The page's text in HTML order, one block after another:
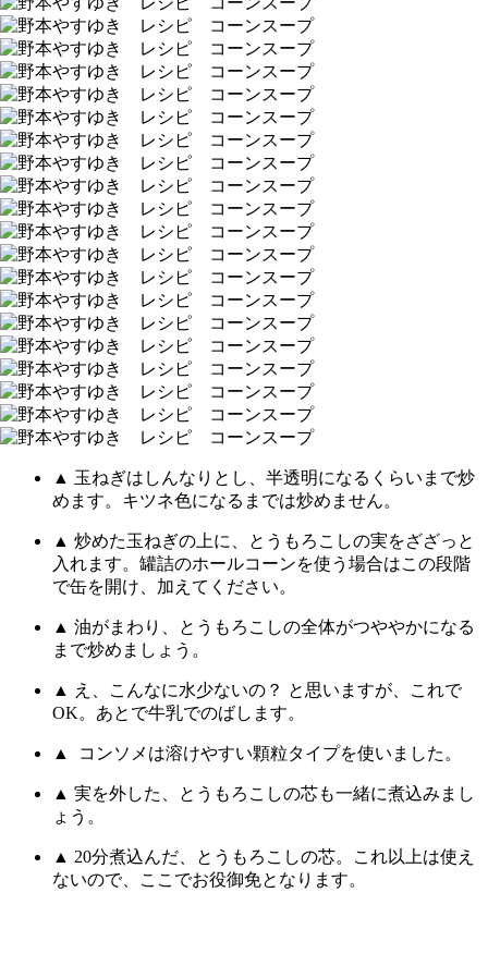
▲ 玉ねぎはしんなりとし、半透明になるくらいまで炒
めます。キツネ色になるまでは炒めません。
▲ 炒めた玉ねぎの上に、とうもろこしの実をざざっと
入れます。罐詰のホールコーンを使う場合はこの段階
で缶を開け、加えてください。
▲ 油がまわり、とうもろこしの全体がつややかになる
まで炒めましょう。
▲ え、こんなに水少ないの？ と思いますが、これで
OK。あとで牛乳でのばします。
▲ コンソメは溶けやすい顆粒タイプを使いました。
▲ 実を外した、とうもろこしの芯も一緒に煮込みまし
ょう。
▲ 20分煮込んだ、とうもろこしの芯。これ以上は使え
ないので、ここでお役御免となります。